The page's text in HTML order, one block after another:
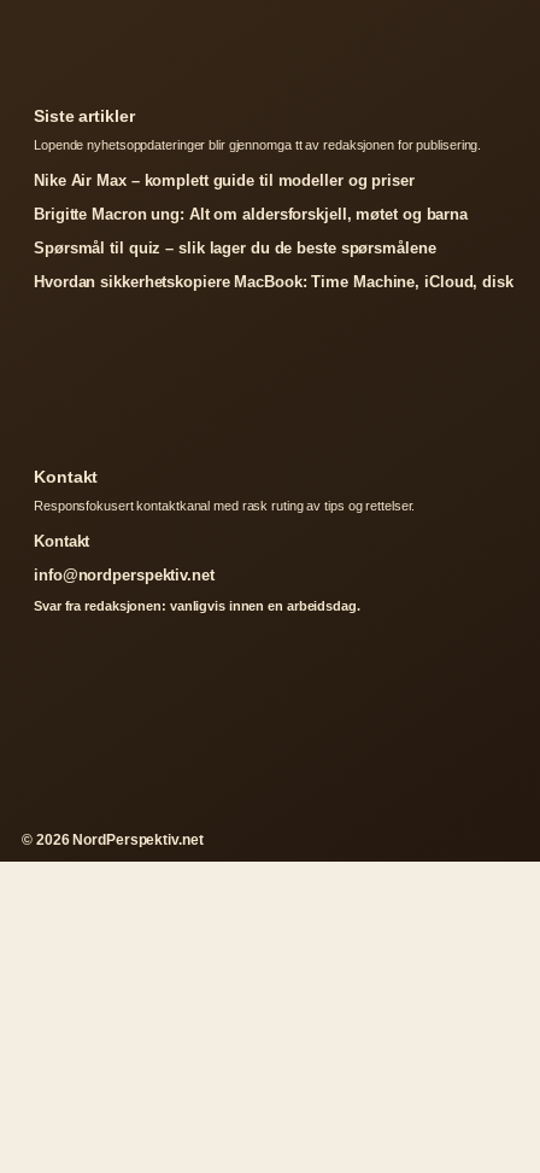
Siste artikler
Lopende nyhetsoppdateringer blir gjennomga tt av redaksjonen for publisering.
Nike Air Max – komplett guide til modeller og priser
Brigitte Macron ung: Alt om aldersforskjell, møtet og barna
Spørsmål til quiz – slik lager du de beste spørsmålene
Hvordan sikkerhetskopiere MacBook: Time Machine, iCloud, disk
Kontakt
Responsfokusert kontaktkanal med rask ruting av tips og rettelser.
Kontakt
info@nordperspektiv.net
Svar fra redaksjonen: vanligvis innen en arbeidsdag.
© 2026 NordPerspektiv.net